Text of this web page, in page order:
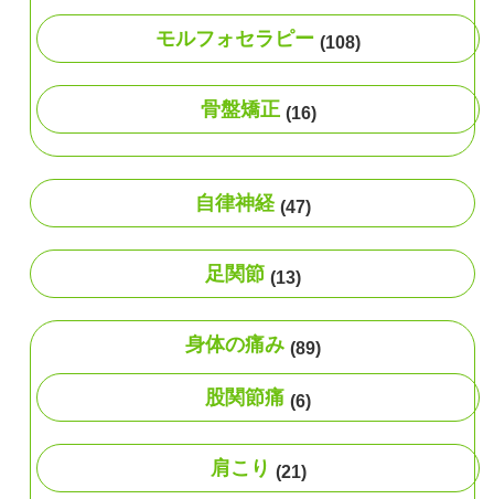
モルフォセラピー (108)
骨盤矯正 (16)
自律神経 (47)
足関節 (13)
身体の痛み (89)
股関節痛 (6)
肩こり (21)